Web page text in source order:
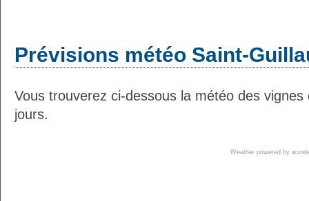
Prévisions météo Saint-
Vous trouverez ci-dessous la météo des
jours.
Weather powered by